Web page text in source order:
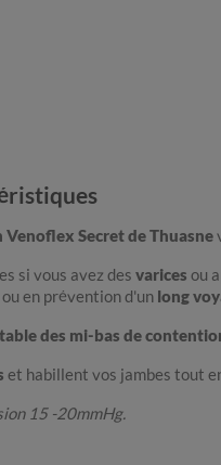
Secret de Thuasne
si vous avez des varices ou
ou en prévention d'un long
des mi-bas de
et habillent vos jambes tout
15 -20mmHg.